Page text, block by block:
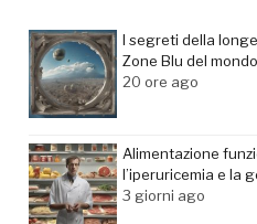
I segreti della
Zone Blu del mondo
20 ore ago
Alimentazione
l’iperuricemia e la
3 giorni ago